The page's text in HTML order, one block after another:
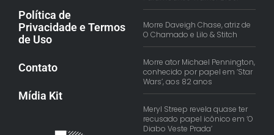
Política de
Privacidade e Termos
de Uso
Contato
Mídia Kit
Morre Daveigh Chase, atriz de
O Chamado e Lilo & Stitch
Morre ator Michael Pennington,
conhecido por papel em ‘Star
Wars’, aos 82 anos
Meryl Streep revela quase ter
recusado papel icônico em ‘O
Diabo Veste Prada’